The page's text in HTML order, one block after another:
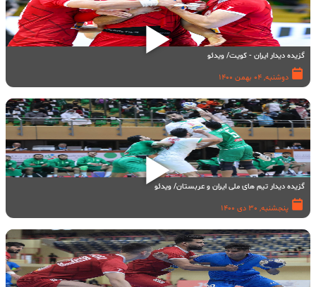
گزیده دیدار ایران - کویت/ ویدئو
دوشنبه, 04 بهمن 1400
گزیده دیدار تیم های ملی ایران و عربستان/ ویدئو
پنجشنبه, 30 دی 1400